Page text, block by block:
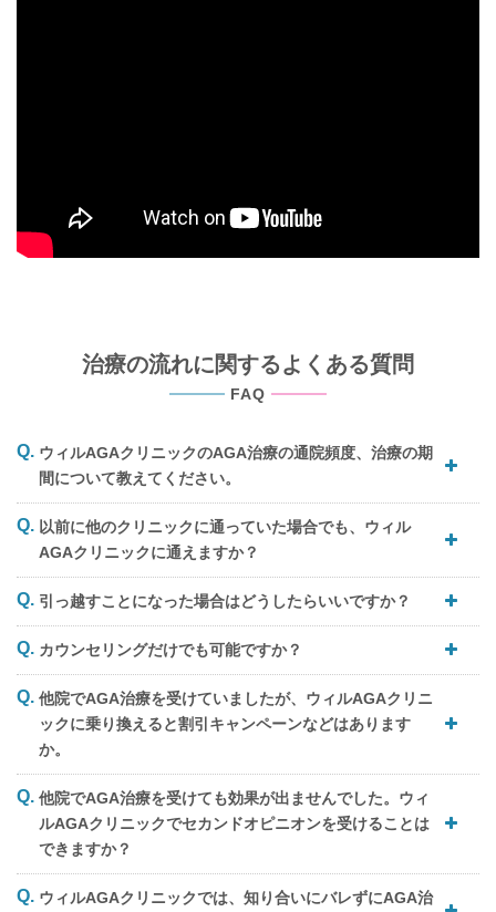
治療の流れに関するよくある質問
FAQ
ウィルAGAクリニックのAGA治療の通院頻度、治療の期
間について教えてください。
以前に他のクリニックに通っていた場合でも、ウィル
AGAクリニックに通えますか？
引っ越すことになった場合はどうしたらいいですか？
カウンセリングだけでも可能ですか？
他院でAGA治療を受けていましたが、ウィルAGAクリニ
ックに乗り換えると割引キャンペーンなどはあります
か。
他院でAGA治療を受けても効果が出ませんでした。ウィ
ルAGAクリニックでセカンドオピニオンを受けることは
できますか？
ウィルAGAクリニックでは、知り合いにバレずにAGA治